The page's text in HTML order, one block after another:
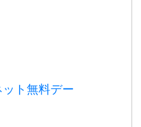
ト無料デー